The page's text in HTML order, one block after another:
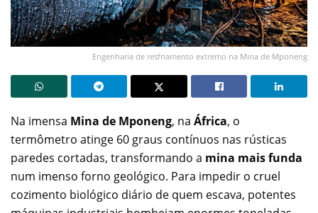
Engenharia de resfriamento extremo na Mina de Mponeng
Na imensa Mina de Mponeng, na África, o
termômetro atinge 60 graus contínuos nas rústicas
paredes cortadas, transformando a mina mais funda
num imenso forno geológico. Para impedir o cruel
cozimento biológico diário de quem escava, potentes